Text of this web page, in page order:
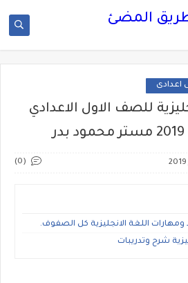
المضئ
اعدادى
للصف الاول الاعدادي
(0)
اللغة الانجليزية كل الصفوف.
شرح وتدريبات